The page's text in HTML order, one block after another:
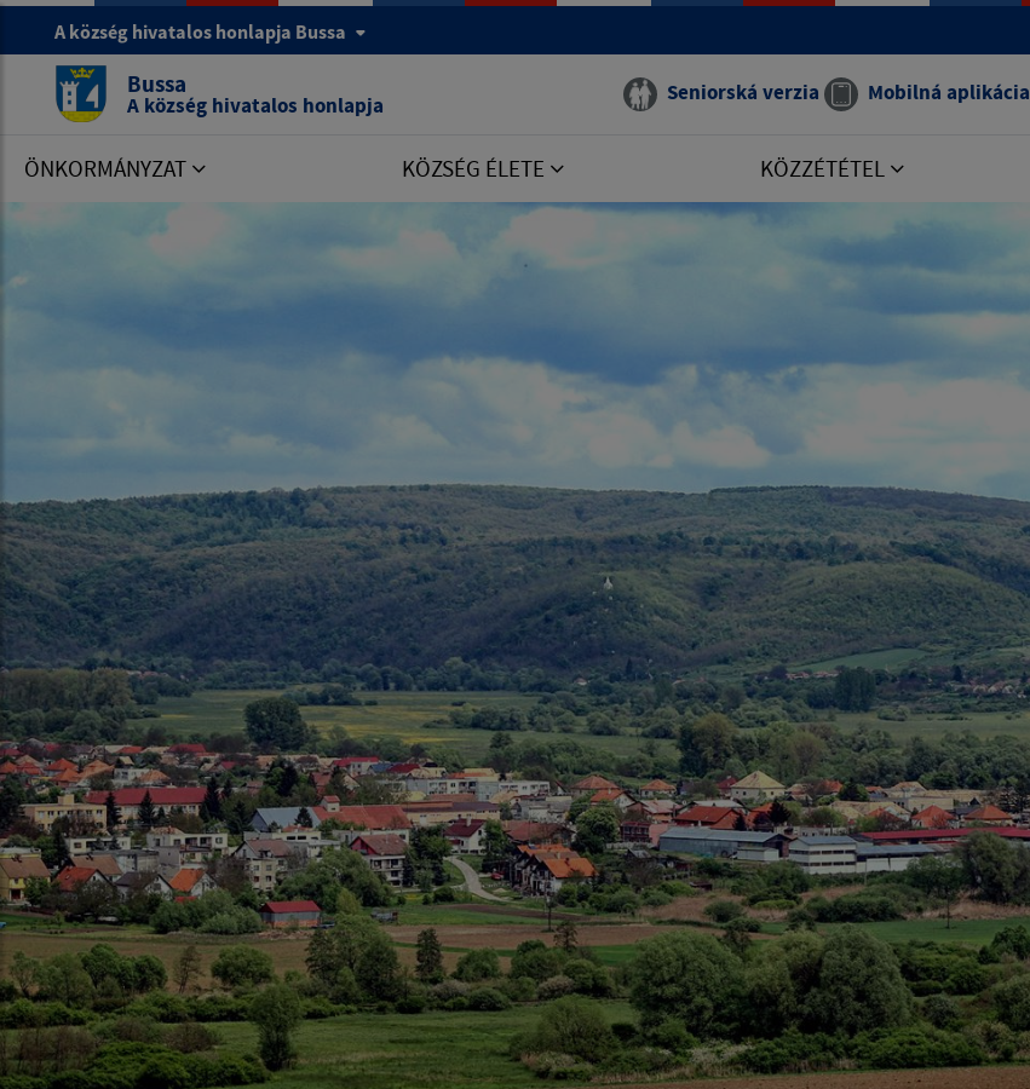
A község hivatalos honlapja Bussa
Bussa
A község hivatalos honlapja Seniorská verzia Mobilná aplikácia
ÖNKORMÁNYZAT KÖZSÉG ÉLETE KÖZZÉTÉTEL